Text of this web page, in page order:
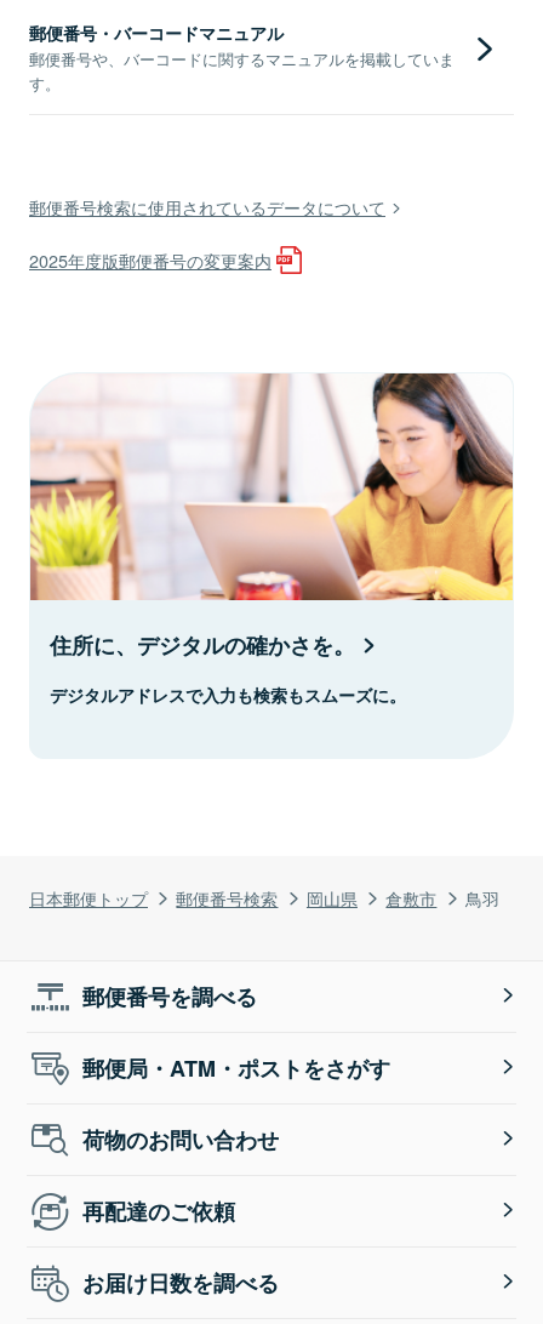
日本郵便トップ 郵便番号検索 岡山県 倉敷市 鳥羽
郵便番号・バーコードマニュアル
郵便番号や、バーコードに関するマニュアルを掲載していま
す。
郵便番号検索に使用されているデータについて
2025年度版郵便番号の変更案内
住所に、デジタルの確かさを。
デジタルアドレスで入力も検索もスムーズに。
郵便番号を調べる
郵便局・ATM・ポストをさがす
荷物のお問い合わせ
再配達のご依頼
お届け日数を調べる